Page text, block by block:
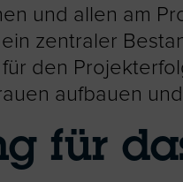
und allen am
zentraler
den
aufbauen
für